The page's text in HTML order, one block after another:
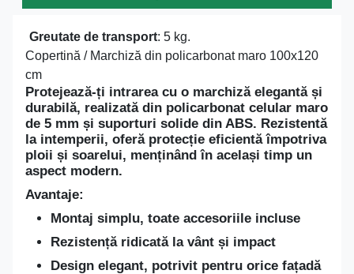
Greutate de transport: 5 kg.
Copertină / Marchiză din policarbonat maro 100x120
cm
Protejează-ți intrarea cu o marchiză elegantă și
durabilă, realizată din policarbonat celular maro
de 5 mm și suporturi solide din ABS. Rezistentă
la intemperii, oferă protecție eficientă împotriva
ploii și soarelui, menținând în același timp un
aspect modern.
Avantaje:
Montaj simplu, toate accesoriile incluse
Rezistență ridicată la vânt și impact
Design elegant, potrivit pentru orice fațadă